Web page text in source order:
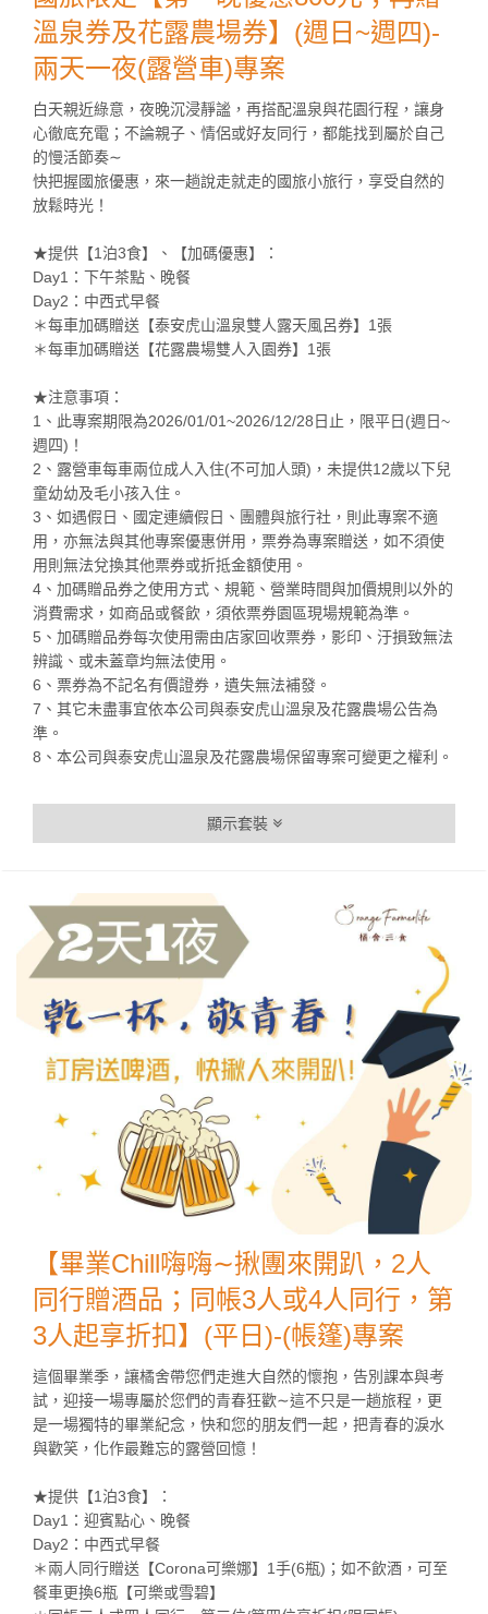
溫泉券及花露農場券】(週日~週四)-
兩天一夜(露營車)專案
白天親近綠意，夜晚沉浸靜謐，再搭配溫泉與花園行程，讓身
心徹底充電；不論親子、情侶或好友同行，都能找到屬於自己
的慢活節奏∼
快把握國旅優惠，來一趟說走就走的國旅小旅行，享受自然的
放鬆時光！
★提供【1泊3食】、【加碼優惠】：
Day1：下午茶點、晚餐
Day2：中西式早餐
＊每車加碼贈送【泰安虎山溫泉雙人露天風呂券】1張
＊每車加碼贈送【花露農場雙人入園券】1張
★注意事項：
1、此專案期限為2026/01/01~2026/12/28日止，限平日(週日~
週四)！
2、露營車每車兩位成人入住(不可加人頭)，未提供12歲以下兒
童幼幼及毛小孩入住。
3、如遇假日、國定連續假日、團體與旅行社，則此專案不適
用，亦無法與其他專案優惠併用，票券為專案贈送，如不須使
用則無法兌換其他票券或折抵金額使用。
4、加碼贈品券之使用方式、規範、營業時間與加價規則以外的
消費需求，如商品或餐飲，須依票券園區現場規範為準。
5、加碼贈品券每次使用需由店家回收票券，影印、汙損致無法
辨識、或未蓋章均無法使用。
6、票券為不記名有價證券，遺失無法補發。
7、其它未盡事宜依本公司與泰安虎山溫泉及花露農場公告為
準。
8、本公司與泰安虎山溫泉及花露農場保留專案可變更之權利。
顯示套裝
【畢業Chill嗨嗨∼揪團來開趴，2人
同行贈酒品；同帳3人或4人同行，第
3人起享折扣】(平日)-(帳篷)專案
這個畢業季，讓橘舍帶您們走進大自然的懷抱，告別課本與考
試，迎接一場專屬於您們的青春狂歡∼這不只是一趟旅程，更
是一場獨特的畢業紀念，快和您的朋友們一起，把青春的淚水
與歡笑，化作最難忘的露營回憶！
★提供【1泊3食】：
Day1：迎賓點心、晚餐
Day2：中西式早餐
＊兩人同行贈送【Corona可樂娜】1手(6瓶)；如不飲酒，可至
餐車更換6瓶【可樂或雪碧】